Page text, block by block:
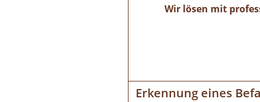
Wir lösen mit
Erkennung eines